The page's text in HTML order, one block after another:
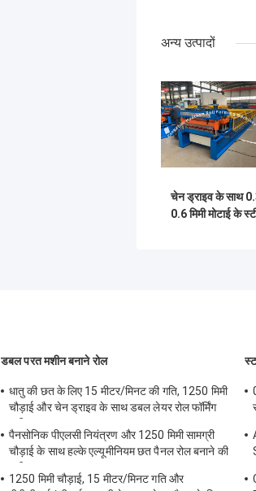
अन्य उत्पादों
चेन ड्राइव के साथ
0.6 मिमी मोटाई के
डबल परत मशीन बनाने रोल
धातु की छत के लिए 15 मीटर/मिनट की गति, 1250 मिमी
चौड़ाई और चेन ड्राइव के साथ डबल लेयर रोल फॉर्मिंग
पैनसोनिक पीएलसी नियंत्रण और 1250 मिमी सामग्री
चौड़ाई के साथ हल्के एल्यूमीनियम छत पैनल रोल बनाने की
1250 मिमी चौड़ाई, 15 मीटर/मिनट गति और